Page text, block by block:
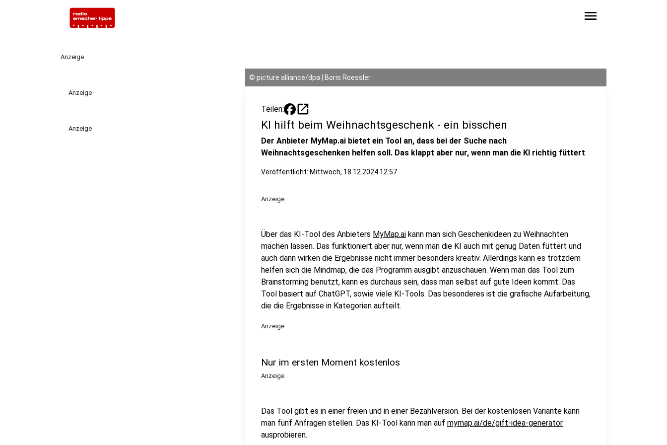
menu
Anzeige
Anzeige
Anzeige
© picture alliance/dpa | Boris Roessler
Teilen: open_in_new
KI hilft beim Weihnachtsgeschenk - ein bisschen
Der Anbieter MyMap.ai bietet ein Tool an, dass bei der Suche nach
Weihnachtsgeschenken helfen soll. Das klappt aber nur, wenn man die KI richtig füttert
Veröffentlicht: Mittwoch, 18.12.2024 12:57
Anzeige
Über das KI-Tool des Anbieters MyMap.ai kann man sich Geschenkideen zu Weihnachten
machen lassen. Das funktioniert aber nur, wenn man die KI auch mit genug Daten füttert und
auch dann wirken die Ergebnisse nicht immer besonders kreativ. Allerdings kann es trotzdem
helfen sich die Mindmap, die das Programm ausgibt anzuschauen. Wenn man das Tool zum
Brainstorming benutzt, kann es durchaus sein, dass man selbst auf gute Ideen kommt. Das
Tool basiert auf ChatGPT, sowie viele KI-Tools. Das besonderes ist die grafische Aufarbeitung,
die die Ergebnisse in Kategorien aufteilt.
Anzeige
Nur im ersten Moment kostenlos
Anzeige
Das Tool gibt es in einer freien und in einer Bezahlversion. Bei der kostenlosen Variante kann
man fünf Anfragen stellen. Das KI-Tool kann man auf mymap.ai/de/gift-idea-generator
ausprobieren.